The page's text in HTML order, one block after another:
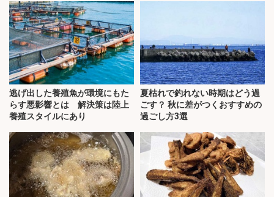
逃げ出した養殖魚が環境にもた
らす悪影響とは 解決策は陸上
養殖スタイルにあり
夏枯れで釣れない時期はどう過
ごす？ 秋に差がつくおすすめの
過ごし方3選